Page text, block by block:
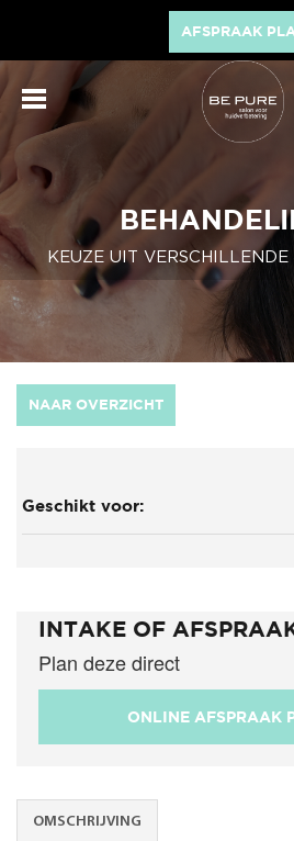
AFSPRAAK
KEUZE UIT
NAAR OVERZICHT
Geschikt voor:
INTAKE OF
Plan deze direct
ONLINE AFSPRAAK
OMSCHRIJVING